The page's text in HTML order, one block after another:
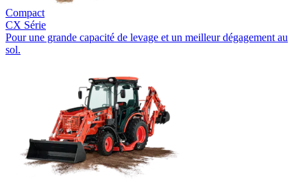
Compact
CX Série
Pour une grande capacité de levage et un meilleur dégagement au
sol.